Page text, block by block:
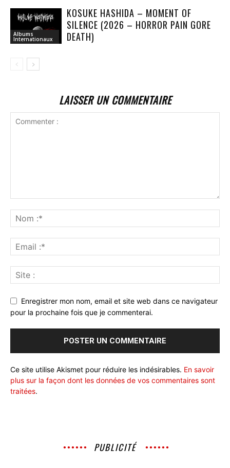
Albums
Internationaux
KOSUKE HASHIDA – MOMENT OF
SILENCE (2026 – HORROR PAIN GORE
DEATH)
LAISSER UN COMMENTAIRE
Enregistrer mon nom, email et site web dans ce navigateur
pour la prochaine fois que je commenterai.
Ce site utilise Akismet pour réduire les indésirables. En savoir
plus sur la façon dont les données de vos commentaires sont
traitées.
PUBLICITÉ